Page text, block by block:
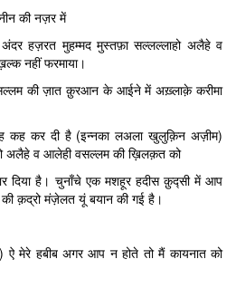
की नज़र में
हज़रत मुहम्मद मुस्तफ़ा सल्लल्लाहो अलैहे व
नहीं फरमाया।
की ज़ात क़ुरआन के आईने में अख़्लाक़े करीमा
कह कर दी है (इन्नका लअला खुलुक़िन अज़ीम)
अलैहे व आलेही वसल्लम की ख़िलक़त को
दिया है। चुनाँचे एक मशहूर हदीस क़ुद्सी में आप
क़द्रो मंज़ेलत यूं बयान की गई है।
मेरे हबीब अगर आप न होते तो मैं कायनात को